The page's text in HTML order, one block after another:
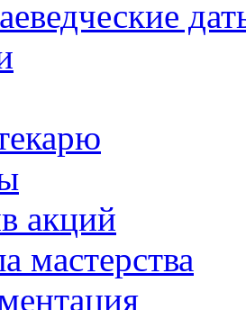
акций
мастерства